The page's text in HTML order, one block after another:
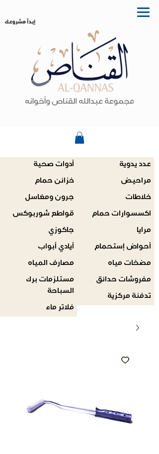
إبدأ مشروعك
أدوات صحية
خزائن حمام
جرون ومغاسل
قواطع شوربوكس
جاكوزي
أيادي أبواب
مصارف المياه
مستلزمات برك
السباحة
فلاتر ماء
عدد يدوية
مراحيض
خلاطات
اكسسوارات حمام
مرايا
أحواض إستحمام
مضخات مياه
مفروشات حدائق
تدفئة مركزية